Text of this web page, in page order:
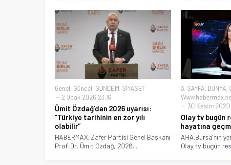
Genel, Güncel, GÜNDEM, SİYASET
2 Ocak 2026 23:16
Ümit Özdağ’dan 2026 uyarısı:
“Türkiye tarihinin en zor yılı
olabilir”
HABERMAX. Zafer Partisi Genel Başkanı
Prof. Dr. Ümit Özdağ, 2026...
3. SAYFA, DÜNYA,
30 Kasım 2020
Olay tv bugün
hayatına
AHA.Bursa’nın
Olay tv bugün